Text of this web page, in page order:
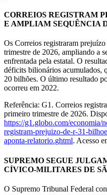
CORREIOS REGISTRAM
E AMPLIAM SEQUÊNCIA
Os Correios registraram
trimestre de 2026, ampliando a
enfrentada pela estatal. O
déficits bilionários acumulados,
20 bilhões. O último resultado
ocorreu em 2022.
Referência: G1. Correios
primeiro trimestre de 2026.
https://g1.globo.com/economia/
registram-prejuizo-de-r-31-
aponta-relatorio.ghtml. Acesso
SUPREMO SEGUE
CÍVICO-MILITARES DE
O Supremo Tribunal Federal